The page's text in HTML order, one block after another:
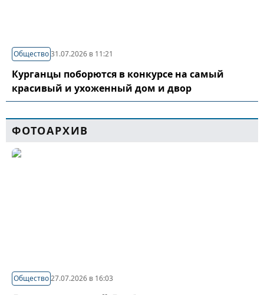
Общество31.07.2026 в 11:21
Курганцы поборются в конкурсе на самый
красивый и ухоженный дом и двор
ФОТОАРХИВ
Общество27.07.2026 в 16:03